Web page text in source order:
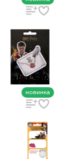
новинка